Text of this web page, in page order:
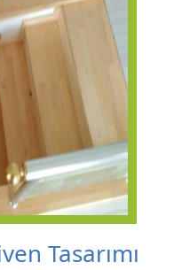
Tasarımı